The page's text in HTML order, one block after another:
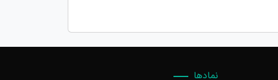
نمادها